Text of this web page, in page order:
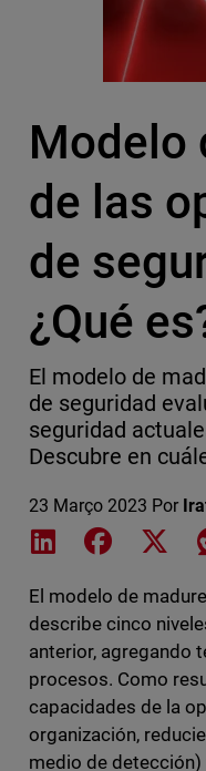
Modelo
de las
de
¿Qué
El modelo de
de seguridad
seguridad
Descubre en
23 Março 2023 Por
Share on LinkedIn
Share on
El modelo de
describe cinco
anterior, agregando
procesos. Como
capacidades de la
organización,
medio de